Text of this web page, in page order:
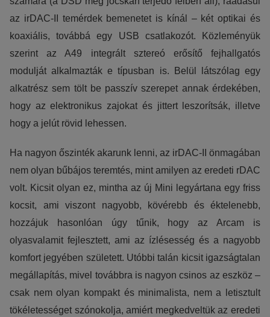
az irDAC-II temérdek bemenetet is kínál – két optikai és
koaxiális, továbbá egy USB csatlakozót. Közleményük
szerint az A49 integrált sztereó erősítő fejhallgatós
modulját alkalmazták e típusban is. Belül látszólag egy
alkatrész sem tölt be passzív szerepet annak érdekében,
hogy az elektronikus zajokat és jittert leszorítsák, illetve
hogy a jelút rövid lehessen.
Ha nagyon őszinték akarunk lenni, az irDAC-II önmagában
nem olyan bűbájos teremtés, mint amilyen az eredeti rDAC
volt. Kicsit olyan ez, mintha az új Mini legyártana egy friss
kocsit, ami viszont nagyobb, kövérebb és éktelenebb,
hozzájuk hasonlóan úgy tűnik, hogy az Arcam is
olyasvalamit fejlesztett, ami az ízlésesség és a nagyobb
komfort jegyében született. Utóbbi talán kicsit igazságtalan
megállapítás, mivel továbbra is nagyon csinos az eszköz –
csak nem olyan kompakt és minimalista, nem a letisztult
tökéletességet szónokolja, amiért megkedveltük az eredeti